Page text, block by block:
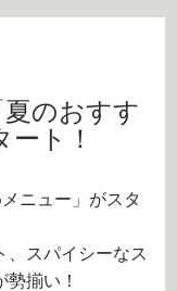
夏のおすす
ト！
ニュー」がスタ
、スパイシーなス
揃い！